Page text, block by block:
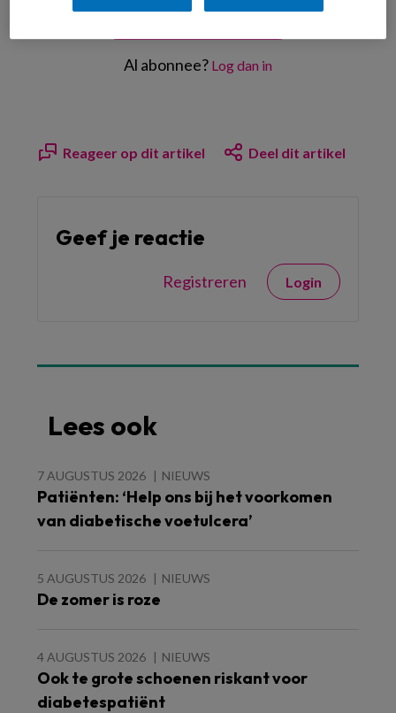
Al abonnee? Log dan in
Reageer op dit artikel Deel dit artikel
Geef je reactie
Registreren Login
Lees ook
7 AUGUSTUS 2026 NIEUWS
Patiënten: ‘Help ons bij het voorkomen
van diabetische voetulcera’
5 AUGUSTUS 2026 NIEUWS
De zomer is roze
4 AUGUSTUS 2026 NIEUWS
Ook te grote schoenen riskant voor
diabetespatiënt